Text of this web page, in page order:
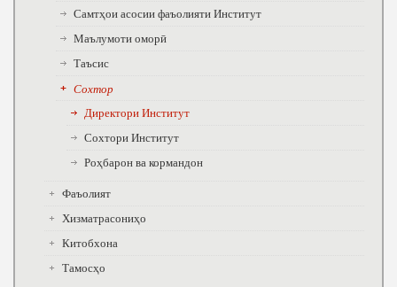
Самтҳои асосии фаъолияти Институт
Маълумоти оморӣ
Таъсис
Сохтор
Директори Институт
Сохтори Институт
Роҳбарон ва кормандон
Фаъолият
Хизматрасониҳо
Китобхона
Тамосҳо